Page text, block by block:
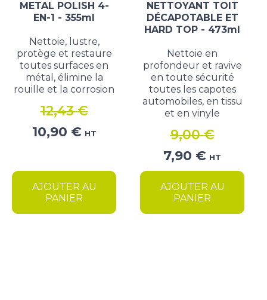
METAL POLISH 4-
EN-1 - 355ml
Nettoie, lustre,
protège et restaure
toutes surfaces en
métal, élimine la
rouille et la corrosion
12,43€
Le
était :
12,43 €.
10,90 €Le
est :
10,90 €.
HT
AJOUTER AU
PANIER
NETTOYANT TOIT
DÉCAPOTABLE ET
HARD TOP - 473ml
Nettoie en
profondeur et ravive
en toute sécurité
toutes les capotes
automobiles, en tissu
et en vinyle
9,00€
Le
initial
était :
9,00 €.
7,90 €Le
actuel
est :
7,90 €.
HT
AJOUTER AU
PANIER